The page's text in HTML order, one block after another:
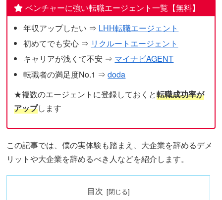
ベンチャーに強い転職エージェント一覧【無料】
年収アップしたい ⇒ LHH転職エージェント
初めてでも安心 ⇒ リクルートエージェント
キャリアが浅くて不安 ⇒ マイナビAGENT
転職者の満足度No.1 ⇒doda
★複数のエージェントに登録しておくと転職成功率が
アップします
この記事では、僕の実体験も踏まえ、大企業を辞めるデメ
リットや大企業を辞めるべき人などを紹介します。
目次